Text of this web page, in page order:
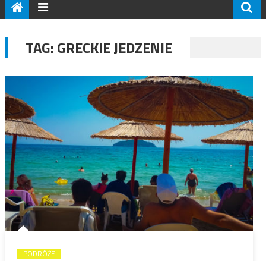
TAG:GRECKIE JEDZENIE
PODRÓŻE